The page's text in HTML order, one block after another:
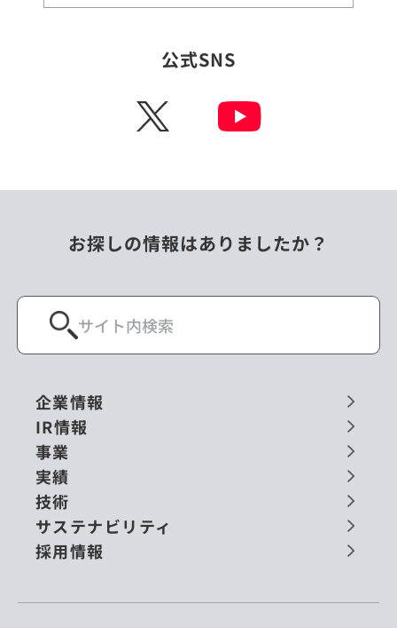
公式SNS
X
お探しの情報はありましたか？
企業情報
IR情報
事業
実績
技術
サステナビリティ
採用情報